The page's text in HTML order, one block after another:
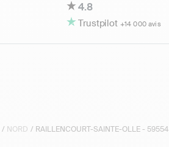
4.8
Trustpilot +14 000 avis
/ NORD / RAILLENCOURT-SAINTE-OLLE - 59554